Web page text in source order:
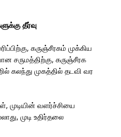
தீர்வு
கருஞ்சீரகம் முக்கிய
சருமத்திற்கு, கருஞ்சீரக
கலந்து முகத்தில் தடவி வர
முடியின் வளர்ச்சியை
முடி உதிர்தலை